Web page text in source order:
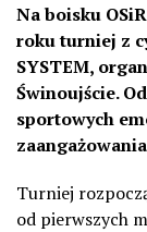
Na boisku
roku turniej z
SYSTEM,
Świnoujście.
sportowych
Turniej
od pierwszych